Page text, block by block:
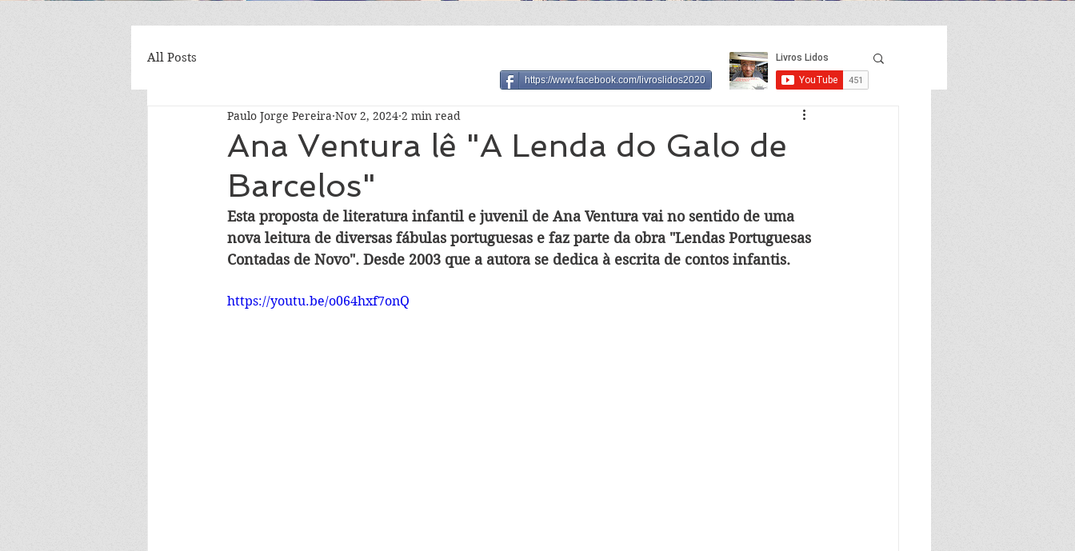
All Posts
Ana Ventura lê "A Lenda do Galo de
Barcelos"
Paulo Jorge Pereira Nov 2, 2024 2 min read
Esta proposta de literatura infantil e juvenil de Ana Ventura vai no sentido de uma
nova leitura de diversas fábulas portuguesas e faz parte da obra "Lendas Portuguesas
Contadas de Novo". Desde 2003 que a autora se dedica à escrita de contos infantis.
https://youtu.be/o064hxf7onQ
https://www.facebook.com/livroslidos2020